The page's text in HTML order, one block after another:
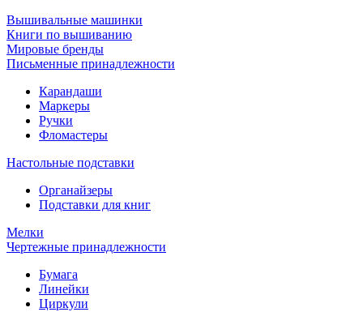
Вышивальные машинки
Книги по вышиванию
Мировые бренды
Письменные принадлежности
Карандаши
Маркеры
Ручки
Фломастеры
Настольные подставки
Органайзеры
Подставки для книг
Мелки
Чертежные принадлежности
Бумага
Линейки
Циркули